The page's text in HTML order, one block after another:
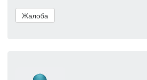
Жалоба